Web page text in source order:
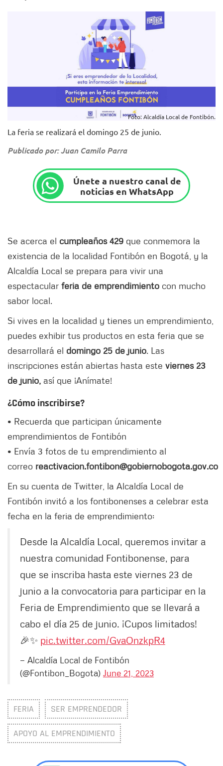
Foto: Alcaldía Local de Fontibón.
La feria se realizará el domingo 25 de junio.
Publicado por: Juan Camilo Parra
Únete a nuestro canal de
noticias en WhatsApp
Se acerca el cumpleaños 429 que conmemora la
existencia de la localidad Fontibón en Bogotá, y la
Alcaldía Local se prepara para vivir una
espectacular feria de emprendimiento con mucho
sabor local.
Si vives en la localidad y tienes un emprendimiento,
puedes exhibir tus productos en esta feria que se
desarrollará el domingo 25 de junio. Las
inscripciones están abiertas hasta este viernes 23
de junio, así que ¡Anímate!
¿Cómo inscribirse?
• Recuerda que participan únicamente
emprendimientos de Fontibón
• Envía 3 fotos de tu emprendimiento al
correo reactivacion.fontibon@gobiernobogota.gov.co
En su cuenta de Twitter, la Alcaldía Local de
Fontibón invitó a los fontibonenses a celebrar esta
fecha en la feria de emprendimiento:
Desde la Alcaldía Local, queremos invitar a
nuestra comunidad Fontibonense, para
que se inscriba hasta este viernes 23 de
junio a la convocatoria para participar en la
Feria de Emprendimiento que se llevará a
cabo el día 25 de junio. ¡Cupos limitados!
🎉✨ pic.twitter.com/GvaOnzkpR4
— Alcaldía Local de Fontibón
(@Fontibon_Bogota) June 21, 2023
FERIA SER EMPRENDEDOR
APOYO AL EMPRENDIMIENTO